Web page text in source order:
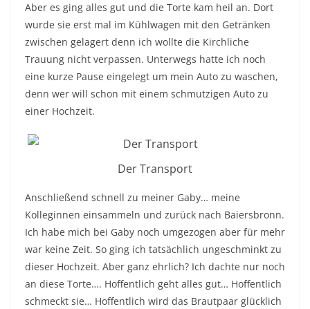
Aber es ging alles gut und die Torte kam heil an. Dort
wurde sie erst mal im Kühlwagen mit den Getränken
zwischen gelagert denn ich wollte die Kirchliche
Trauung nicht verpassen. Unterwegs hatte ich noch
eine kurze Pause eingelegt um mein Auto zu waschen,
denn wer will schon mit einem schmutzigen Auto zu
einer Hochzeit.
Der Transport
Anschließend schnell zu meiner Gaby… meine
Kolleginnen einsammeln und zurück nach Baiersbronn.
Ich habe mich bei Gaby noch umgezogen aber für mehr
war keine Zeit. So ging ich tatsächlich ungeschminkt zu
dieser Hochzeit. Aber ganz ehrlich? Ich dachte nur noch
an diese Torte…. Hoffentlich geht alles gut… Hoffentlich
schmeckt sie… Hoffentlich wird das Brautpaar glücklich